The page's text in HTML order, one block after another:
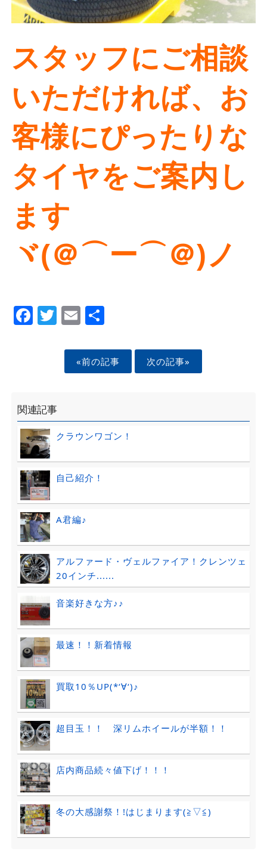
スタッフにご相談
いただければ、お
客様にぴったりな
タイヤをご案内し
ます
ヾ(＠⌒ー⌒＠)ノ
Facebook
Twitter
EmailShare
«前の記事 次の記事»
関連記事
クラウンワゴン！
自己紹介！
A君編♪
アルファード・ヴェルファイア！クレンツェ
20インチ......
音楽好きな方♪♪
最速！！新着情報
買取10％UP(*‘∀‘)♪
超目玉！！ 深リムホイールが半額！！
店内商品続々値下げ！！！
冬の大感謝祭！!はじまります(≧▽≦)